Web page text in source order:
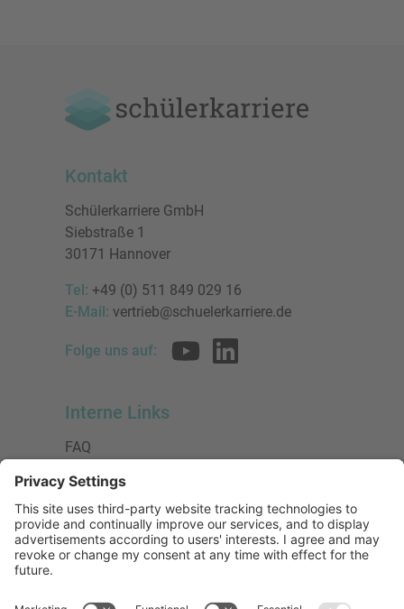
Kontakt
Schülerkarriere GmbH
Siebstraße 1
30171 Hannover
Tel: +49 (0) 511 849 029 16
E-Mail: vertrieb@schuelerkarriere.de
Folge uns auf:
Interne Links
FAQ
Datenschutzerklärung
Impressum
Presse
Urheberrecht